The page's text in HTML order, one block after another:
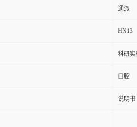
通派
HN13
科研实
口腔
说明书